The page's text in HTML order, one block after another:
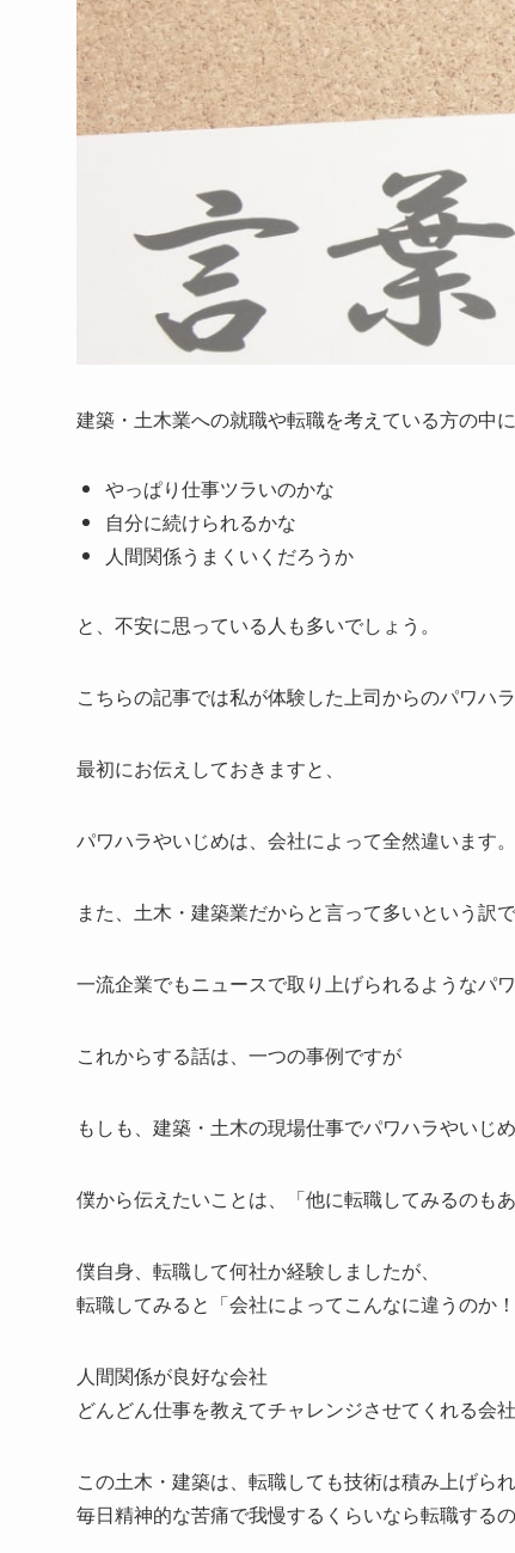
建築・土木業への就職や転職を考えている方の中に
やっぱり仕事ツラいのかな
自分に続けられるかな
人間関係うまくいくだろうか
と、不安に思っている人も多いでしょう。
こちらの記事では私が体験した上司からのパワハ
最初にお伝えしておきますと、
パワハラやいじめは、会社によって全然違います。
また、土木・建築業だからと言って多いという訳
一流企業でもニュースで取り上げられるようなパ
これからする話は、一つの事例ですが
もしも、建築・土木の現場仕事でパワハラやいじ
僕から伝えたいことは、「他に転職してみるのも
僕自身、転職して何社か経験しましたが、
転職してみると「会社によってこんなに違うのか
人間関係が良好な会社
どんどん仕事を教えてチャレンジさせてくれる会社
この土木・建築は、転職しても技術は積み上げら
毎日精神的な苦痛で我慢するくらいなら転職する